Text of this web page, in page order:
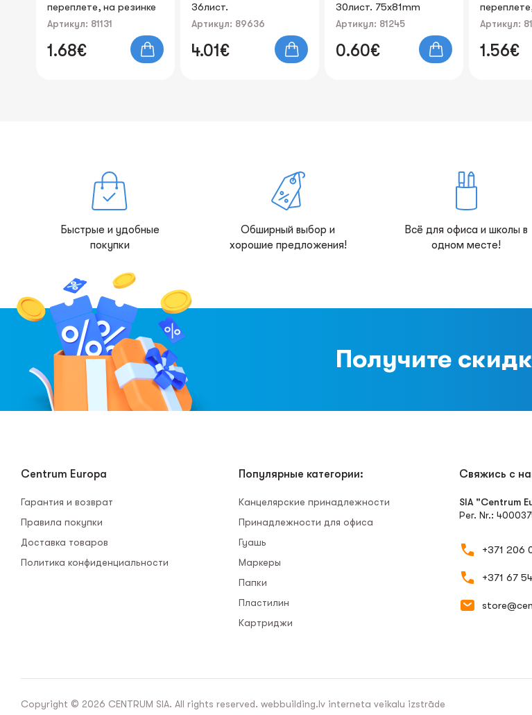
36лист.
Артикул: 89636
4.01€
30лист. 75x81mm
Артикул: 81245
0.60€
переплете, на резинке
"Flowers"
Артикул: 81137
1.56€
Артикул:
1.37€
Быстрые и удобные
покупки
Обширный выбор и
хорошие предложения!
Всё для офиса и школы в
одном месте!
Получите
Centrum Europa
Гарантия и возврат
Правила покупки
Доставка товаров
Политика конфиденциальности
Популярные категории:
Канцелярские принадлежности
Принадлежности для офиса
Гуашь
Маркеры
Папки
Пластилин
Картриджи
Свяжись с
SIA "Centrum
Рег. Nr.:
+371 206
+371 67
Copyright © 2026 CENTRUM SIA. All rights reserved. webbuilding.lv interneta veikalu izstrāde